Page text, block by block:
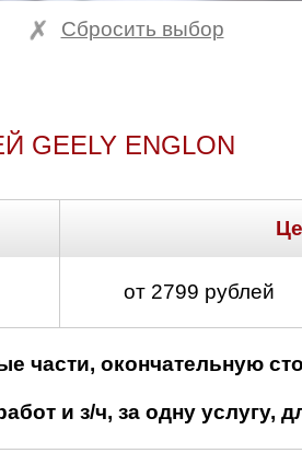
Сбросить выбор
ENGLON
от 2799 рублей
части, окончательную
и з/ч, за одну услугу,